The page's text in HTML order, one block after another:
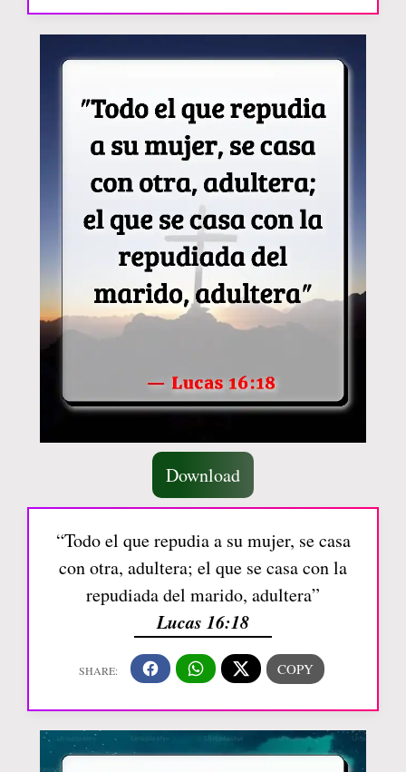
Download
“Todo el que repudia a su mujer, se casa
con otra, adultera; el que se casa con la
repudiada del marido, adultera”
Lucas 16:18